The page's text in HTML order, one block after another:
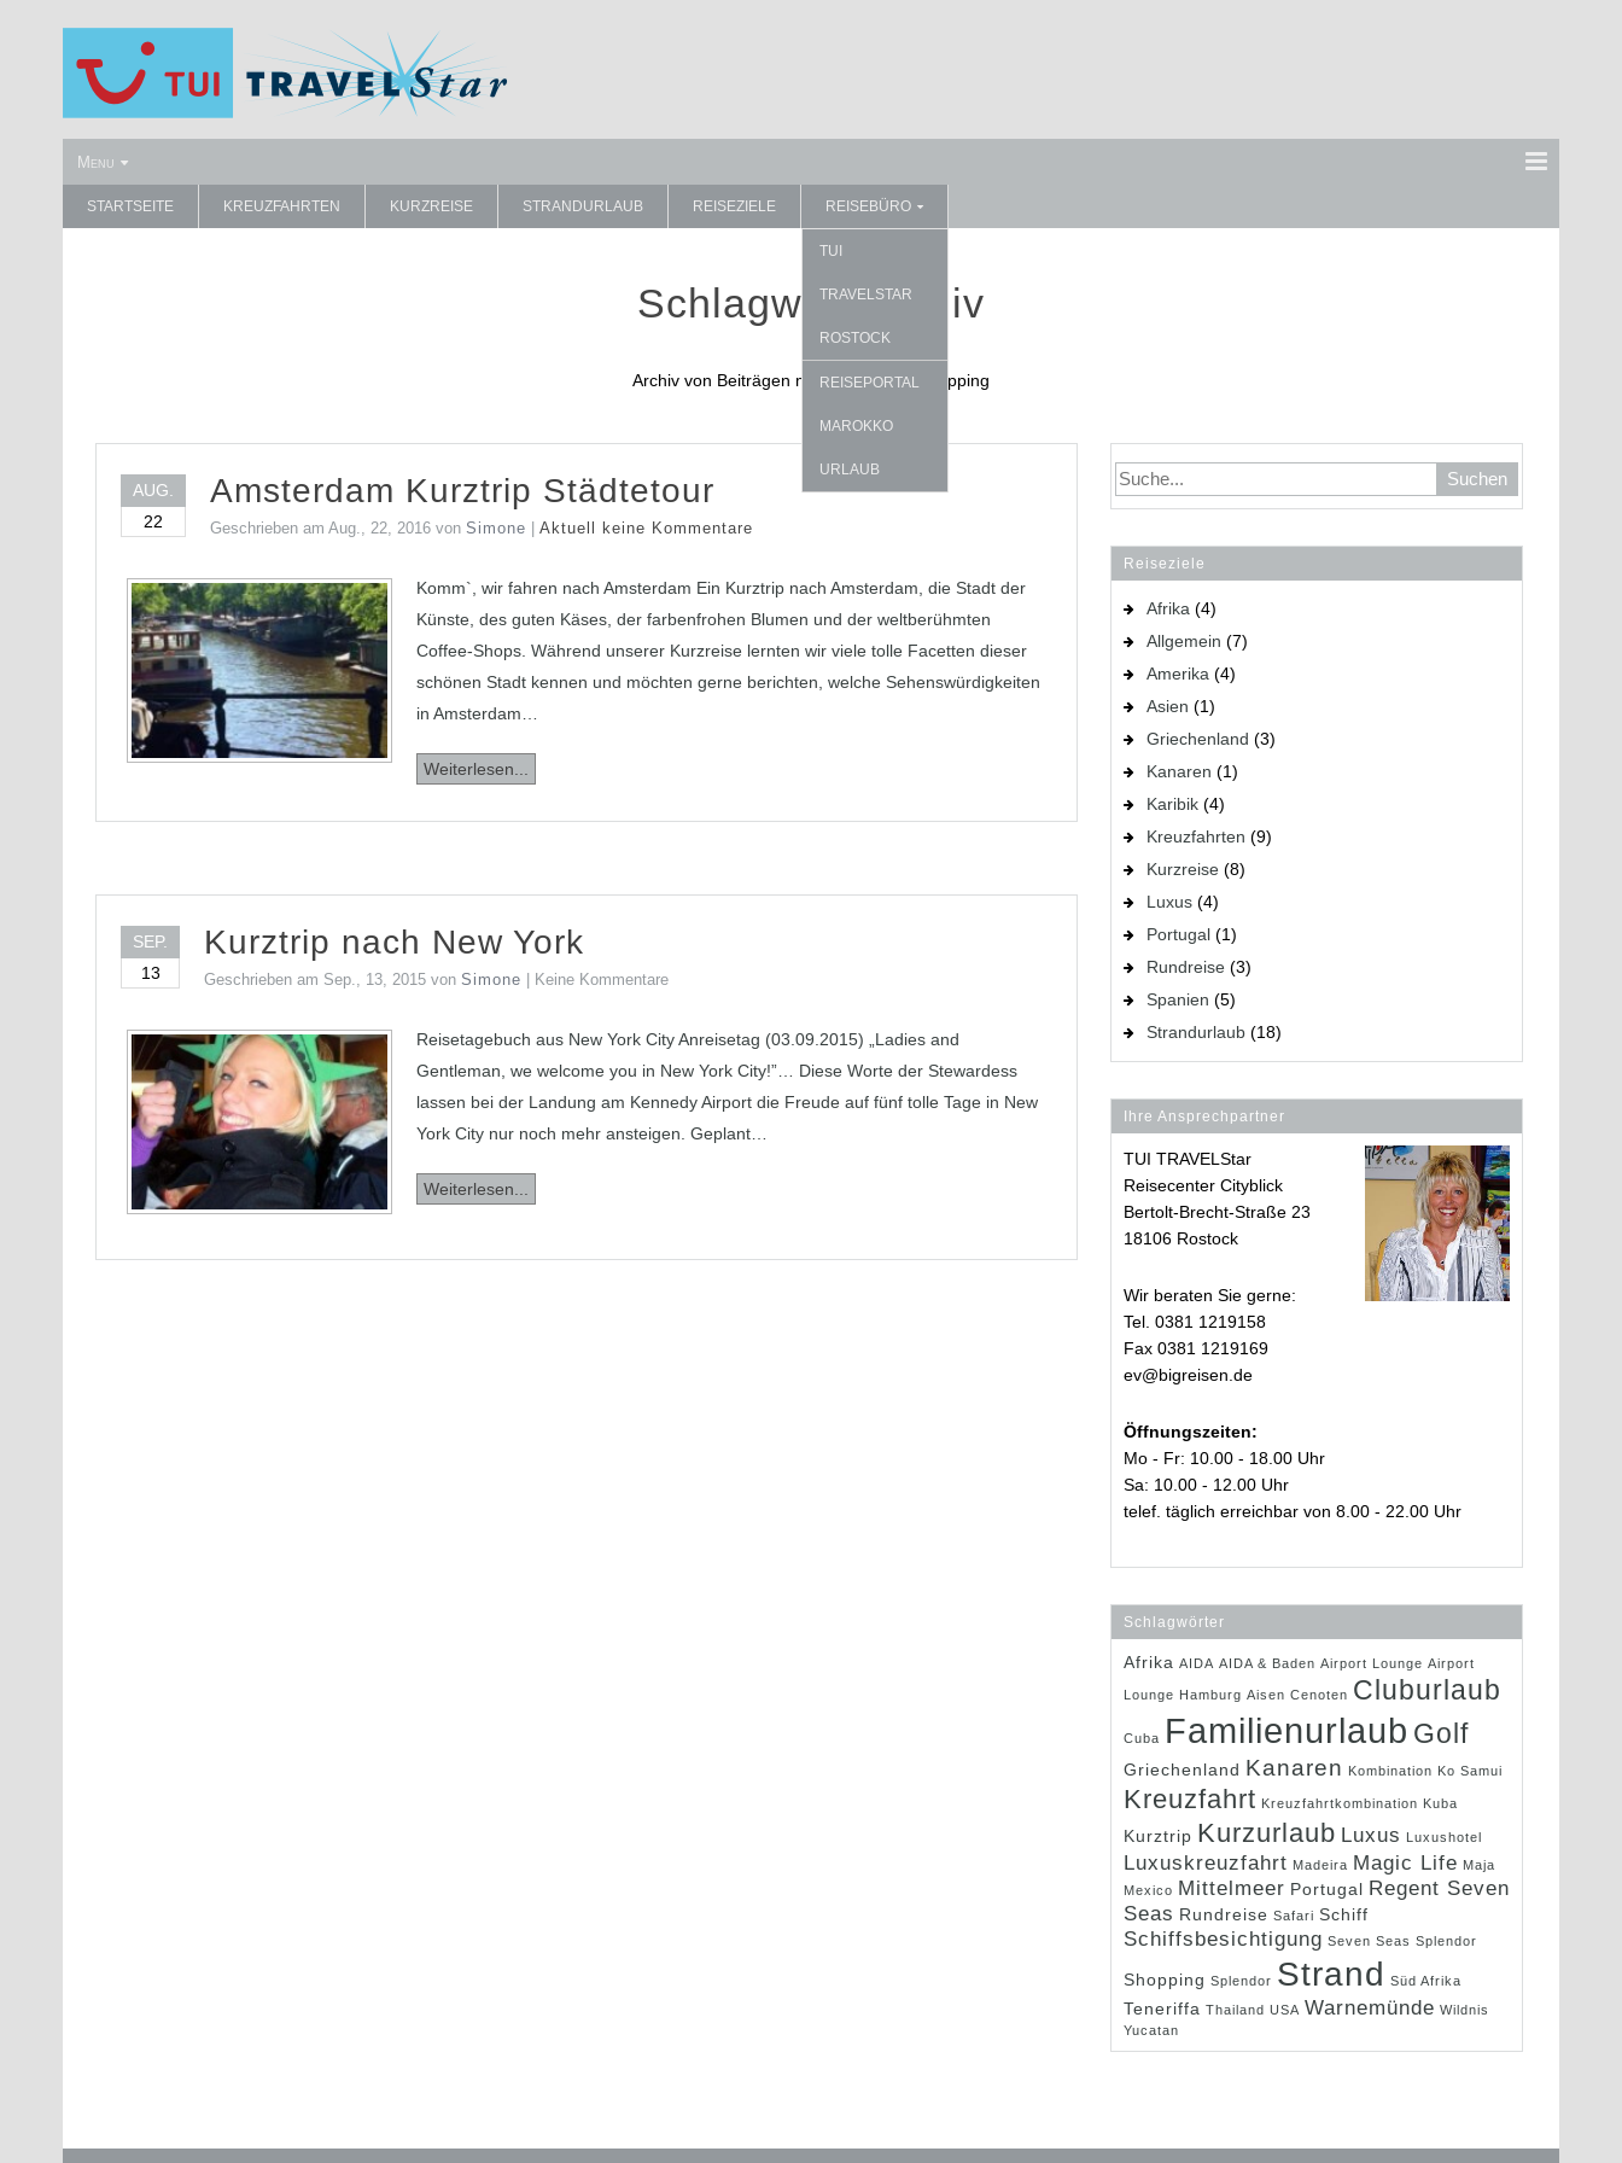
Menu
STARTSEITE KREUZFAHRTEN KURZREISE STRANDURLAUB REISEZIELE REISEBÜRO
TUI
TRAVELSTAR
ROSTOCK
REISEPORTAL
MAROKKO
URLAUB
Schlagwort Archiv
Archiv von Beiträgen mit Schlagwort: Shopping
AUG.
22
Amsterdam Kurztrip Städtetour
Geschrieben amAug., 22, 2016 vonSimone |Aktuell keine Kommentare
Komm`, wir fahren nach Amsterdam Ein Kurztrip nach Amsterdam, die Stadt der
Künste, des guten Käses, der farbenfrohen Blumen und der weltberühmten
Coffee-Shops. Während unserer Kurzreise lernten wir viele tolle Facetten dieser
schönen Stadt kennen und möchten gerne berichten, welche Sehenswürdigkeiten
in Amsterdam…
Weiterlesen...
SEP.
13
Kurztrip nach New York
Geschrieben am Sep., 13, 2015 vonSimone Keine Kommentare
Reisetagebuch aus New York City Anreisetag (03.09.2015) „Ladies and
Gentleman, we welcome you in New York City!”… Diese Worte der Stewardess
lassen bei der Landung am Kennedy Airport die Freude auf fünf tolle Tage in New
York City nur noch mehr ansteigen. Geplant…
Weiterlesen...
Reiseziele
Afrika (4)
Allgemein (7)
Amerika (4)
Asien (1)
Griechenland (3)
Kanaren (1)
Karibik (4)
Kreuzfahrten (9)
Kurzreise (8)
Luxus (4)
Portugal (1)
Rundreise (3)
Spanien (5)
Strandurlaub (18)
Ihre Ansprechpartner
TUI TRAVELStar
Reisecenter Cityblick
Bertolt-Brecht-Straße 23
18106 Rostock
Wir beraten Sie gerne:
Tel. 0381 1219158
Fax 0381 1219169
ev@bigreisen.de
Öffnungszeiten:
Mo - Fr: 10.00 - 18.00 Uhr
Sa: 10.00 - 12.00 Uhr
telef. täglich erreichbar von 8.00 - 22.00 Uhr
Schlagwörter
Afrika AIDA AIDA & Baden Airport Lounge Airport
Lounge Hamburg Aisen Cenoten Cluburlaub
Cuba Familienurlaub Golf
Griechenland Kanaren Kombination Ko Samui
Kreuzfahrt Kreuzfahrtkombination Kuba
Kurztrip Kurzurlaub Luxus Luxushotel
Luxuskreuzfahrt Madeira Magic Life Maja
Mexico Mittelmeer Portugal Regent Seven
Seas Rundreise Safari Schiff
Schiffsbesichtigung Seven Seas Splendor
Shopping Splendor Strand Süd Afrika
Teneriffa Thailand USA Warnemünde Wildnis
Yucatan